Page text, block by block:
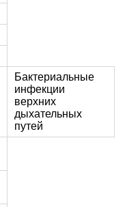
Бактериальные
инфекции
верхних
дыхательных
путей